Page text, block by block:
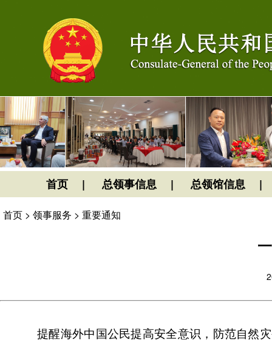
首页 总领事信息 总领馆信息
首页 > 领事服务 > 重要通知
提醒海外中国公民提高安全意识，防范自然